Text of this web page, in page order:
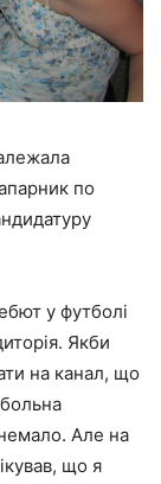
по
у футболі
Якби
на канал, що
Але на
що я